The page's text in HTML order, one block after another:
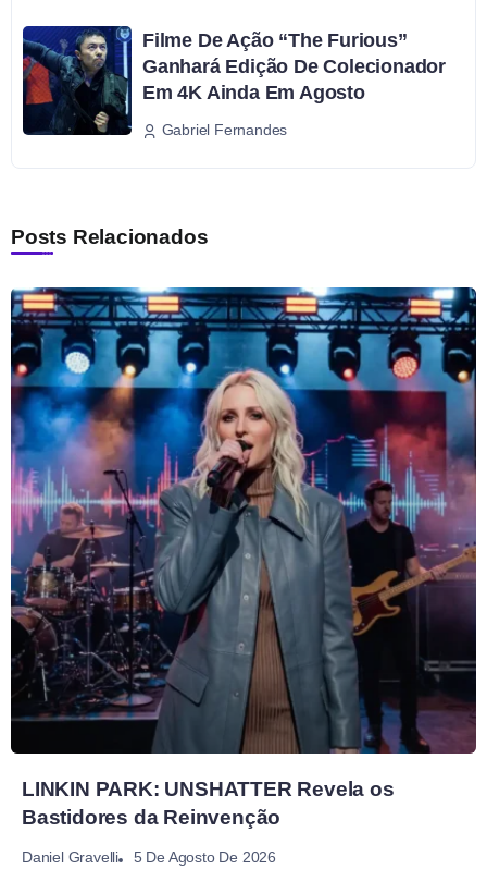
Filme De Ação “The Furious”
Ganhará Edição De Colecionador
Em 4K Ainda Em Agosto
Gabriel Fernandes
Posts Relacionados
LINKIN PARK: UNSHATTER Revela os
Bastidores da Reinvenção
Daniel Gravelli 5 De Agosto De 2026